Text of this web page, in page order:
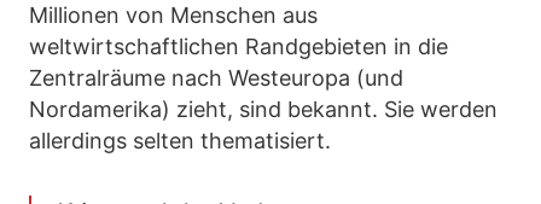
Millionen von Menschen aus
weltwirtschaftlichen Randgebieten in die
Zentralräume nach Westeuropa (und
Nordamerika) zieht, sind bekannt. Sie werden
allerdings selten thematisiert.